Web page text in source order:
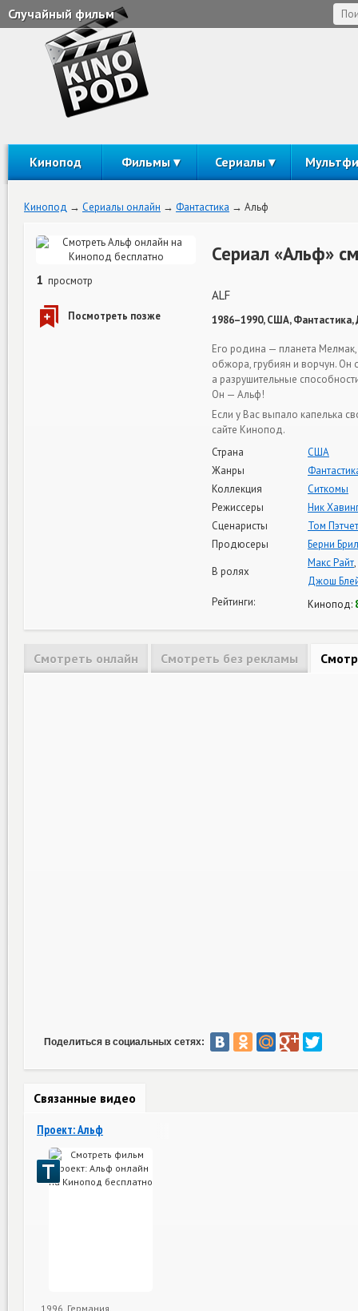
Случайный фильм
Кинопод Фильмы Сериалы
Кинопод Сериалы онлайн Фантастика Альф
1 просмотр
Сериал «Альф»
ALF
1986–1990, США,
Его родина — планета
обжора, грубиян и ворчун. Он
а разрушительные
Он — Альф!
Если у Вас выпало капелька
сайте Кинопод.
Страна
США
Жанры
Коллекция
Ситкомы
Режиссеры
Ник
Сценаристы
Том
Продюсеры
Берни
В ролях
Макс Райт,
Джош
Рейтинги:
Кинопод:
Смотреть онлайн Смотреть без рекламы
Поделиться в социальных сетях:
Связанные видео
Проект: Альф
1996, Германия,